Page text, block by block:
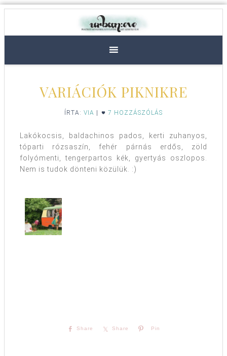
VARIÁCIÓK PIKNIKRE
ÍRTA: VIA 7 HOZZÁSZÓLÁS
Lakókocsis, baldachinos pados, kerti zuhanyos,
tóparti rózsaszín, fehér párnás erdős, zöld
folyómenti, tengerpartos kék, gyertyás oszlopos.
Nem is tudok dönteni közülük. :)
Share Share Pin